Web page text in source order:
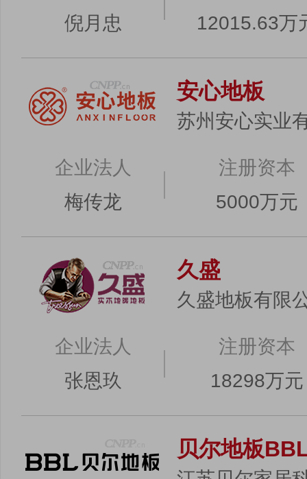
倪月忠
12015.63万
安心地板
苏州安心实业
企业法人
梅传龙
注册资本
5000万元
久盛
久盛地板有限
企业法人
张恩玖
注册资本
18298万元
贝尔地板